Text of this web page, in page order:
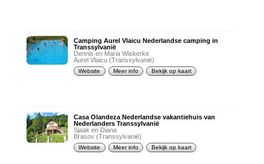
Camping Aurel Vlaicu Nederlandse camping in
Transsylvaniё
Dennis en Maria Wiskerke
Aurel Vlaicu (Transsylvanië)
Website Meer info Bekijk op kaart
Casa Olandeza Nederlandse vakantiehuis van
Nederlanders Transsylvanië
Sjaak en Diana
Brasov (Transsylvanië)
Website Meer info Bekijk op kaart